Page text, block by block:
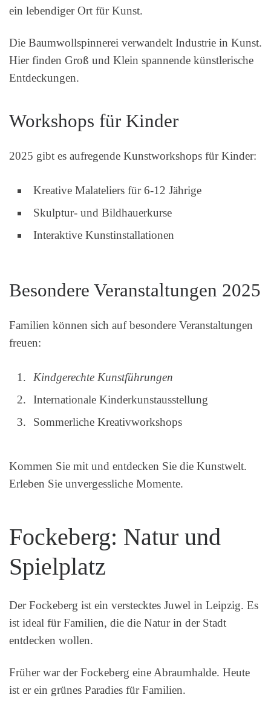
ein lebendiger Ort für Kunst.
Die Baumwollspinnerei verwandelt Industrie in Kunst.
Hier finden Groß und Klein spannende künstlerische
Entdeckungen.
Workshops für Kinder
2025 gibt es aufregende Kunstworkshops für Kinder:
Kreative Malateliers für 6-12 Jährige
Skulptur- und Bildhauerkurse
Interaktive Kunstinstallationen
Besondere Veranstaltungen 2025
Familien können sich auf besondere Veranstaltungen
freuen:
Kindgerechte Kunstführungen
Internationale Kinderkunstausstellung
Sommerliche Kreativworkshops
Kommen Sie mit und entdecken Sie die Kunstwelt.
Erleben Sie unvergessliche Momente.
Fockeberg: Natur und
Spielplatz
Der Fockeberg ist ein verstecktes Juwel in Leipzig. Es
ist ideal für Familien, die die Natur in der Stadt
entdecken wollen.
Früher war der Fockeberg eine Abraumhalde. Heute
ist er ein grünes Paradies für Familien.